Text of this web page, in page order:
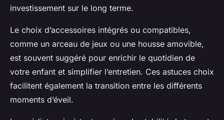
investissement sur le long terme.
Le choix d’accessoires intégrés ou compatibles,
comme un arceau de jeux ou une housse amovible,
est souvent suggéré pour enrichir le quotidien de
votre enfant et simplifier l’entretien. Ces astuces choix
facilitent également la transition entre les différents
moments d’éveil.